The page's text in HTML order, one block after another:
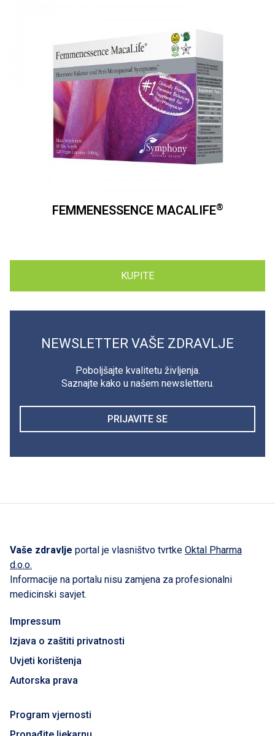
FEMMENESSENCE MACALIFE®
KUPITE
NEWSLETTER VAŠE ZDRAVLJE
Poboljšajte kvalitetu življenja.
Saznajte kako u našem newsletteru.
PRIJAVITE SE
Vaše zdravlje portal je vlasništvo tvrtke Oktal Pharma
d.o.o.
Informacije na portalu nisu zamjena za profesionalni
medicinski savjet.
Impressum
Izjava o zaštiti privatnosti
Uvjeti korištenja
Autorska prava
Program vjernosti